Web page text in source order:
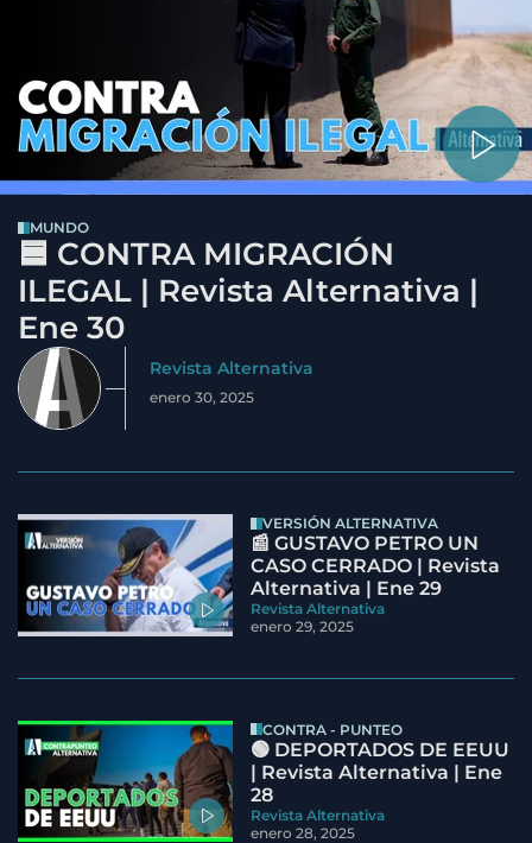
MUNDO
🟦 CONTRA MIGRACIÓN
ILEGAL | Revista Alternativa |
Ene 30
Revista Alternativa
enero 30, 2025
VERSIÓN ALTERNATIVA
📰 GUSTAVO PETRO UN
CASO CERRADO | Revista
Alternativa | Ene 29
Revista Alternativa
enero 29, 2025
CONTRA - PUNTEO
🟢 DEPORTADOS DE EEUU
| Revista Alternativa | Ene
28
Revista Alternativa
enero 28, 2025